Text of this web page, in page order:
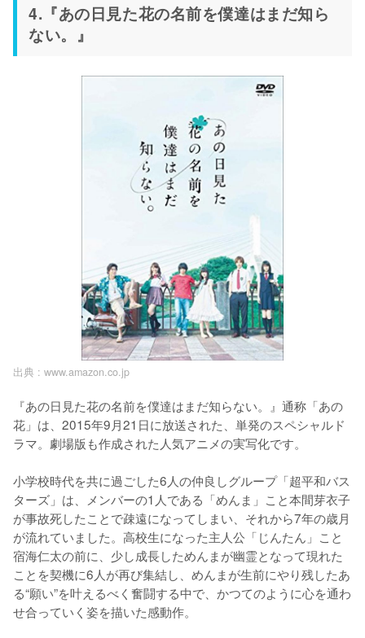
4.『あの日見た花の名前を僕達はまだ知ら
ない。』
出典 : www.amazon.co.jp
『あの日見た花の名前を僕達はまだ知らない。』通称「あの
花」は、2015年9月21日に放送された、単発のスペシャルド
ラマ。劇場版も作成された人気アニメの実写化です。
小学校時代を共に過ごした6人の仲良しグループ「超平和バス
ターズ」は、メンバーの1人である「めんま」こと本間芽衣子
が事故死したことで疎遠になってしまい、それから7年の歳月
が流れていました。高校生になった主人公「じんたん」こと
宿海仁太の前に、少し成長しためんまが幽霊となって現れた
ことを契機に6人が再び集結し、めんまが生前にやり残したあ
る“願い”を叶えるべく奮闘する中で、かつてのように心を通わ
せ合っていく姿を描いた感動作。